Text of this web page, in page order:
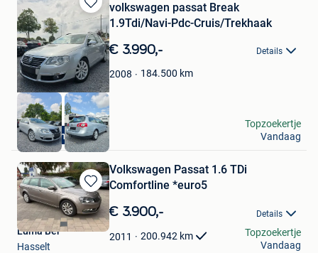
Bewaren
in
Mijn
Favorieten
Overname wagen
volkswagen passat Break
1.9Tdi/Navi-Pdc-Cruis/Trekhaak
€ 3.990,- Details
2008 184.500 km
Dr Cars
Ieper
Topzoekertje
Vandaag
Bewaren
in
Mijn
Favorieten
Volkswagen Passat 1.6 TDi
Comfortline *euro5
€ 3.900,- Details
2011 200.942 km
Luma Ber
Hasselt
Topzoekertje
Vandaag